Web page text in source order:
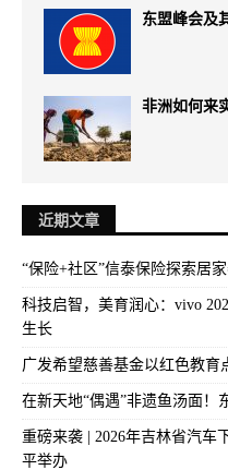
东盟峰会及
非洲如何来
近期文章
“保险+社区”信泰保险探索居
科技启智，美育润心：vivo
生长
广发希望慈善基金以红色教育
在新天地“偶遇”非遗鱼汤面！
重磅来袭 | 2026年吉林省汽车
平举办